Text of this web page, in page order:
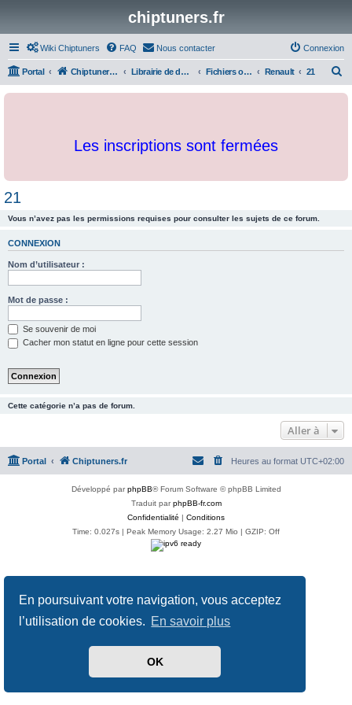
En poursuivant votre navigation, vous acceptez
l’utilisation de cookies. En savoir plus
OK
chiptuners.fr
Wiki Chiptuners FAQ Nous contacter Connexion
Portal Chiptuners.fr Librairie de documents et originaux Fichiers originaux Renault 21
c
Les inscriptions sont fermées
21
Vous n’avez pas les permissions requises pour consulter les sujets de ce forum.
CONNEXION
Nom d’utilisateur :
Mot de passe :
Se souvenir de moi
Cacher mon statut en ligne pour cette session
Cette catégorie n’a pas de forum.
Aller à
Portal Chiptuners.fr Heures au format UTC+02:00
Développé parphpBB® Forum Software © phpBB Limited
Traduit parphpBB-fr.com
Confidentialité | Conditions
Time: 0.027s | Peak Memory Usage: 2.27 Mio | GZIP: Off